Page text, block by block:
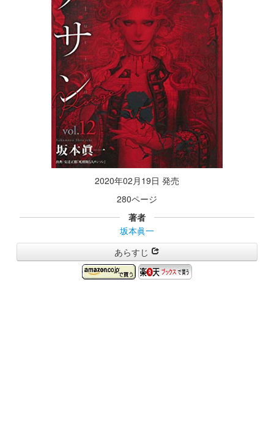
2020年02月19日 発売
280ページ
著者
坂本眞一
あらすじ